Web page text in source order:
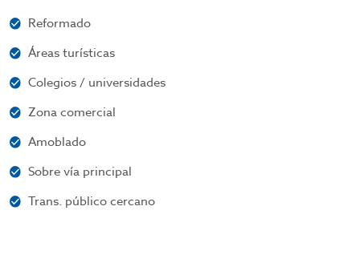
Reformado
Áreas turísticas
Colegios / universidades
Zona comercial
Amoblado
Sobre vía principal
Trans. público cercano